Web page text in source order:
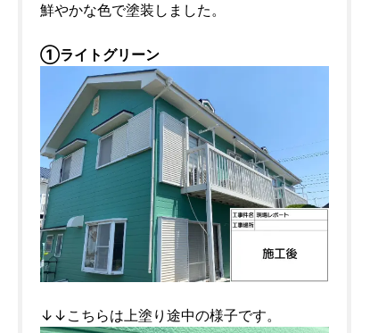
鮮やかな色で塗装しました。
①ライトグリーン
↓↓こちらは上塗り途中の様子です。